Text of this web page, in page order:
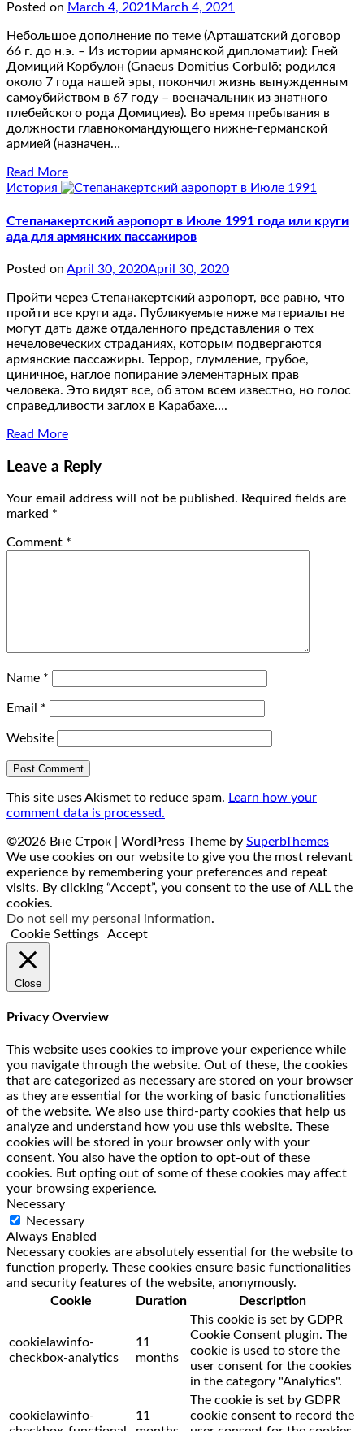
Posted on March 4, 2021March 4, 2021
Небольшое дополнение по теме (Арташатский договор
66 г. до н.э. – Из истории армянской дипломатии): Гней
Домиций Корбулон (Gnaeus Domitius Corbulō; родился
около 7 года нашей эры, покончил жизнь вынужденным
самоубийством в 67 году – военачальник из знатного
плебейского рода Домициев). Во время пребывания в
должности главнокомандующего нижне-германской
армией (назначен…
Read More
История
Степанакертский аэропорт в Июле 1991 года или круги
ада для армянских пассажиров
Posted on April 30, 2020April 30, 2020
Пройти через Степанакертский аэропорт, все равно, что
пройти все круги ада. Публикуемые ниже материалы не
могут дать даже отдаленного представления о тех
нечеловеческих страданиях, которым подвергаются
армянские пассажиры. Террор, глумление, грубое,
циничное, наглое попирание элементарных прав
человека. Это видят все, об этом всем известно, но голос
справедливости заглох в Карабахе….
Read More
Leave a Reply
Your email address will not be published. Required fields are
marked *
Comment *
Name *
Email *
Website
This site uses Akismet to reduce spam. Learn how your
comment data is processed.
©2026 Вне Строк | WordPress Theme by SuperbThemes
We use cookies on our website to give you the most relevant
experience by remembering your preferences and repeat
visits. By clicking “Accept”, you consent to the use of ALL the
cookies.
Do not sell my personal information.
Cookie Settings
Accept
Close
Privacy Overview
This website uses cookies to improve your experience while
you navigate through the website. Out of these, the cookies
that are categorized as necessary are stored on your browser
as they are essential for the working of basic functionalities
of the website. We also use third-party cookies that help us
analyze and understand how you use this website. These
cookies will be stored in your browser only with your
consent. You also have the option to opt-out of these
cookies. But opting out of some of these cookies may affect
your browsing experience.
Necessary
Necessary
Always Enabled
Necessary cookies are absolutely essential for the website to
function properly. These cookies ensure basic functionalities
and security features of the website, anonymously.
Cookie
Duration Description
cookielawinfo-
checkbox-analytics
11
months
This cookie is set by GDPR
Cookie Consent plugin. The
cookie is used to store the
user consent for the cookies
in the category "Analytics".
cookielawinfo-
11
The cookie is set by GDPR
cookie consent to record the